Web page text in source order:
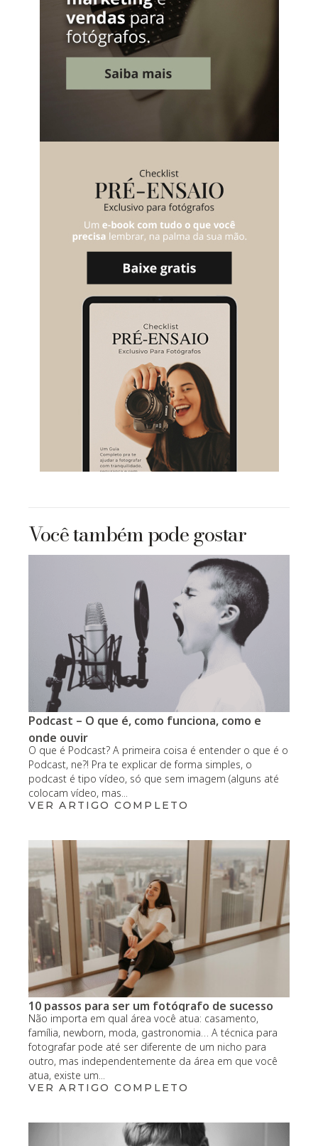
Você também pode gostar
Podcast – O que é, como funciona, como e
onde ouvir
O que é Podcast? A primeira coisa é entender o que é o
Podcast, ne?! Pra te explicar de forma simples, o
podcast é tipo vídeo, só que sem imagem (alguns até
colocam vídeo, mas...
VER ARTIGO COMPLETO
10 passos para ser um fotógrafo de sucesso
Não importa em qual área você atua: casamento,
família, newborn, moda, gastronomia… A técnica para
fotografar pode até ser diferente de um nicho para
outro, mas independentemente da área em que você
atua, existe um...
VER ARTIGO COMPLETO